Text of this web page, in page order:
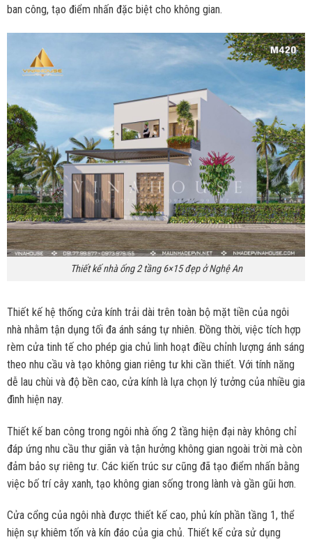
ban công, tạo điểm nhấn đặc biệt cho không gian.
Thiết kế nhà ống 2 tầng 6×15 đẹp ở Nghệ An
Thiết kế hệ thống cửa kính trải dài trên toàn bộ mặt tiền của ngôi
nhà nhằm tận dụng tối đa ánh sáng tự nhiên. Đồng thời, việc tích hợp
rèm cửa tinh tế cho phép gia chủ linh hoạt điều chỉnh lượng ánh sáng
theo nhu cầu và tạo không gian riêng tư khi cần thiết. Với tính năng
dễ lau chùi và độ bền cao, cửa kính là lựa chọn lý tưởng của nhiều gia
đình hiện nay.
Thiết kế ban công trong ngôi nhà ống 2 tầng hiện đại này không chỉ
đáp ứng nhu cầu thư giãn và tận hưởng không gian ngoài trời mà còn
đảm bảo sự riêng tư. Các kiến trúc sư cũng đã tạo điểm nhấn bằng
việc bố trí cây xanh, tạo không gian sống trong lành và gần gũi hơn.
Cửa cổng của ngôi nhà được thiết kế cao, phủ kín phần tầng 1, thể
hiện sự khiêm tốn và kín đáo của gia chủ. Thiết kế cửa sử dụng